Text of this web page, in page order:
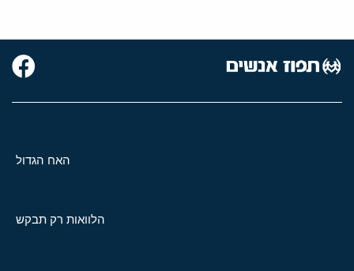
האח הגדול
הלוואות רק תבקש